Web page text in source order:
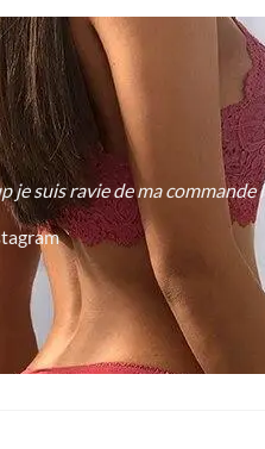
je suis ravie de ma